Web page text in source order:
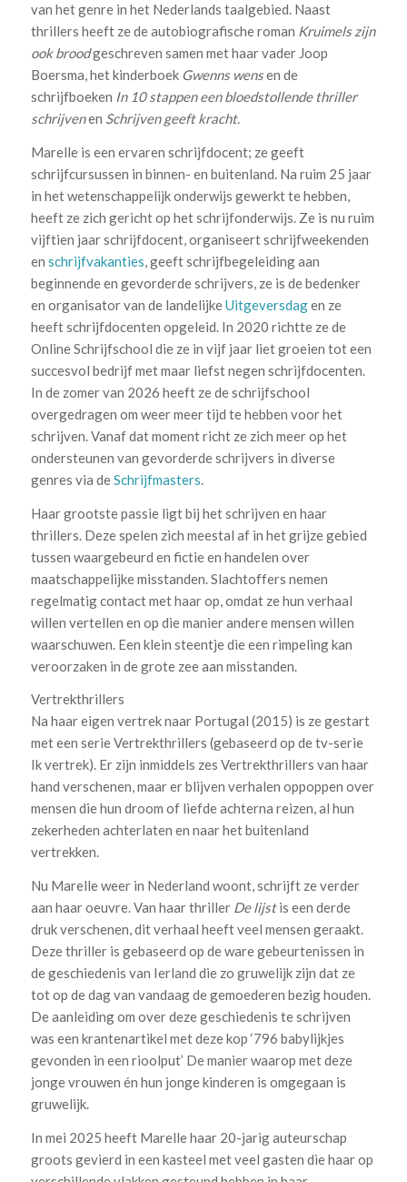
van het genre in het Nederlands taalgebied. Naast
thrillers heeft ze de autobiografische roman Kruimels zijn
ook broodgeschreven samen met haar vader Joop
Boersma, het kinderboek Gwenns wensen de
schrijfboeken In 10 stappen een bloedstollende thriller
schrijvenen Schrijven geeft kracht.
Marelle is een ervaren schrijfdocent; ze geeft
schrijfcursussen in binnen- en buitenland. Na ruim 25 jaar
in het wetenschappelijk onderwijs gewerkt te hebben,
heeft ze zich gericht op het schrijfonderwijs. Ze is nu ruim
vijftien jaar schrijfdocent, organiseert schrijfweekenden
en schrijfvakanties, geeft schrijfbegeleiding aan
beginnende en gevorderde schrijvers, ze is de bedenker
en organisator van de landelijkeUitgeversdagen ze
heeft schrijfdocenten opgeleid. In 2020 richtte ze de
Online Schrijfschool die ze in vijf jaar liet groeien tot een
succesvol bedrijf met maar liefst negen schrijfdocenten.
In de zomer van 2026 heeft ze de schrijfschool
overgedragen om weer meer tijd te hebben voor het
schrijven. Vanaf dat moment richt ze zich meer op het
ondersteunen van gevorderde schrijvers in diverse
genres via deSchrijfmasters.
Haar grootste passie ligt bij het schrijven en haar
thrillers. Deze spelen zich meestal af in het grijze gebied
tussen waargebeurd en fictie en handelen over
maatschappelijke misstanden. Slachtoffers nemen
regelmatig contact met haar op, omdat ze hun verhaal
willen vertellen en op die manier andere mensen willen
waarschuwen. Een klein steentje die een rimpeling kan
veroorzaken in de grote zee aan misstanden.
Vertrekthrillers
Na haar eigen vertrek naar Portugal (2015) is ze gestart
met een serie Vertrekthrillers (gebaseerd op de tv-serie
Ik vertrek). Er zijn inmiddels zes Vertrekthrillers van haar
hand verschenen, maar er blijven verhalen oppoppen over
mensen die hun droom of liefde achterna reizen, al hun
zekerheden achterlaten en naar het buitenland
vertrekken.
Nu Marelle weer in Nederland woont, schrijft ze verder
aan haar oeuvre. Van haar thriller De lijstis een derde
druk verschenen, dit verhaal heeft veel mensen geraakt.
Deze thriller is gebaseerd op de ware gebeurtenissen in
de geschiedenis van Ierland die zo gruwelijk zijn dat ze
tot op de dag van vandaag de gemoederen bezig houden.
De aanleiding om over deze geschiedenis te schrijven
was een krantenartikel met deze kop ‘796 babylijkjes
gevonden in een rioolput’ De manier waarop met deze
jonge vrouwen én hun jonge kinderen is omgegaan is
gruwelijk.
In mei 2025 heeft Marelle haar 20-jarig auteurschap
groots gevierd in een kasteel met veel gasten die haar op